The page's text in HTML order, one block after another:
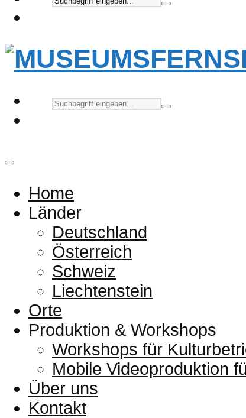
Home
Länder
Deutschland
Österreich
Schweiz
Liechtenstein
Orte
Produktion & Workshops
Workshops für
Mobile Videoproduktion
Über uns
Kontakt